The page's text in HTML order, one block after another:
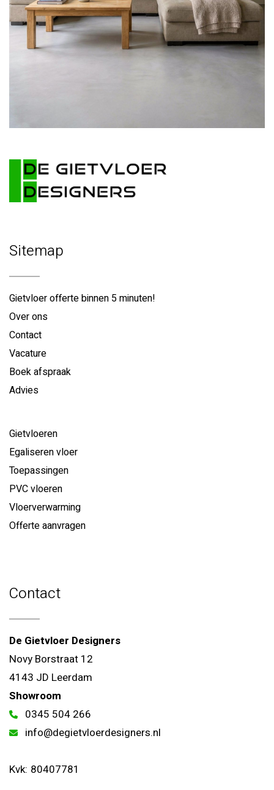
Sitemap
Gietvloer offerte binnen 5 minuten!
Over ons
Contact
Vacature
Boek afspraak
Advies
Gietvloeren
Egaliseren vloer
Toepassingen
PVC vloeren
Vloerverwarming
Offerte aanvragen
Contact
De Gietvloer Designers
Novy Borstraat 12
4143 JD Leerdam
Showroom
0345 504 266
info@degietvloerdesigners.nl
Kvk: 80407781